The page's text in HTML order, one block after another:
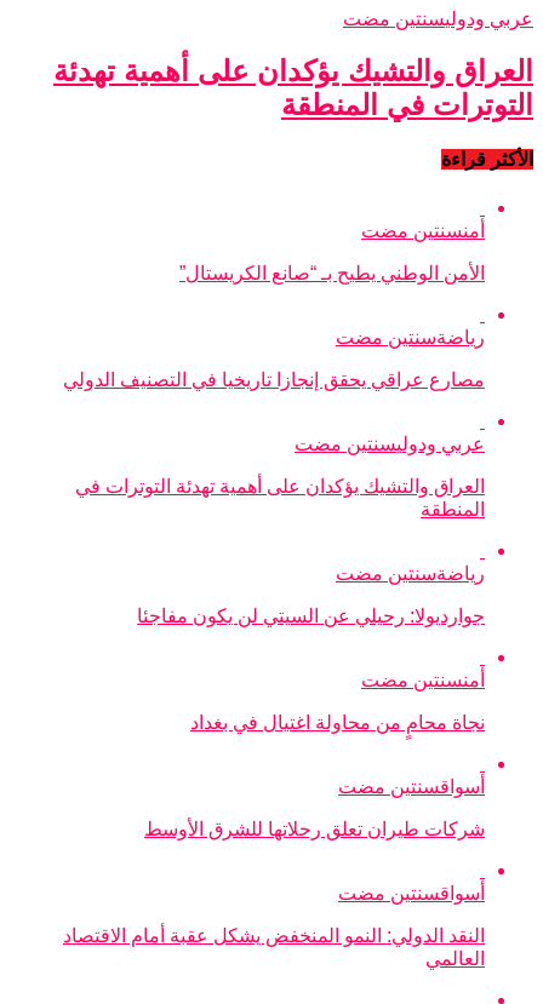
عربي ودوليسنتين مضت
العراق والتشيك يؤكدان على أهمية تهدئة
التوترات في المنطقة
الأكثر قراءة
أمنسنتين مضت
الأمن الوطني يطيح بـ “صانع الكريستال”
رياضةسنتين مضت
مصارع عراقي يحقق إنجازا تاريخيا في التصنيف الدولي
عربي ودوليسنتين مضت
العراق والتشيك يؤكدان على أهمية تهدئة التوترات في
المنطقة
رياضةسنتين مضت
جوارديولا: رحيلي عن السيتي لن يكون مفاجئا
أمنسنتين مضت
نجاة محامٍ من محاولة اغتيال في بغداد
أسواقسنتين مضت
شركات طيران تعلق رحلاتها للشرق الأوسط
أسواقسنتين مضت
النقد الدولي: النمو المنخفض يشكل عقبة أمام الاقتصاد
العالمي